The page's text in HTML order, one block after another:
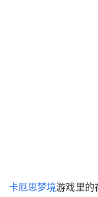
卡厄思梦境游戏里的